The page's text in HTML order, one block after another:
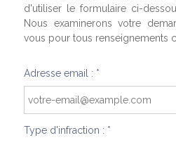
d'utiliser le formulaire ci-
Nous examinerons votre
vous pour tous renseignements
Adresse email : *
Type d'infraction : *